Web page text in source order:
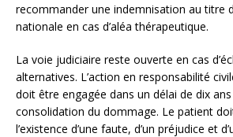
recommander une indemnisation au titre
nationale en cas d’aléa thérapeutique.
La voie judiciaire reste ouverte en cas
alternatives. L’action en responsabilité
doit être engagée dans un délai de dix
consolidation du dommage. Le patient
l’existence d’une faute, d’un préjudice et